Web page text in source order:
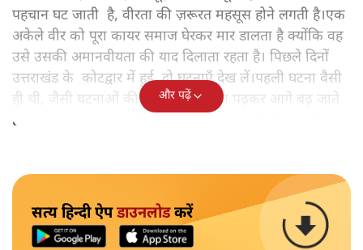
पहचान घट जाती है, वीरता की ज़रूरत महसूस होने लगती है।एक
अकेले वीर को पूरा कायर समाज घेरकर मार डालता है क्योंकि वह
उसे उसकी अमानवीयता की याद दिलाता रहता है। पिछले दिनों
उत्तराखंड के कोटद्वार में हुई दो घटनाएँ देख लें।पहली घटना वैसी
ही थी, जैसी घटनाओं की खबर हम रोज़ाना पढ़कर आगे बढ़ जाते
हैं।भारत के तक़रीबन हर हिस्से से ऐसी खबर आती ही रहती है।
और पढ़ें
सत्य हिन्दी ऐपडाउनलोडकरें